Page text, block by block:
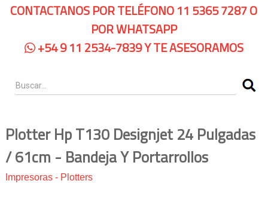
Notebooks Dell
Pc Hp
IMPRESORAS
Impresoras de Tinta
CONTACTANOS POR TELÉFONO 11 5365 7287 O
POR WHATSAPP
+54 9 11 2534-7839 Y TE ASESORAMOS
Plotter Hp T130 Designjet 24 Pulgadas
/ 61cm - Bandeja Y Portarrollos
Impresoras- Plotters